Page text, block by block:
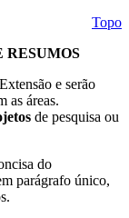
Topo
RESUMOS
e serão
as áreas.
de pesquisa ou
do
parágrafo único,